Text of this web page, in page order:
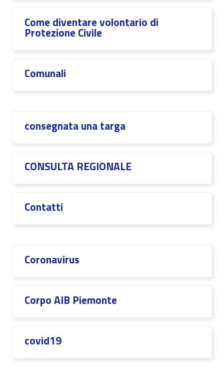
Come diventare volontario di
Protezione Civile
Comunali
consegnata una targa
CONSULTA REGIONALE
Contatti
Coronavirus
Corpo AIB Piemonte
covid19